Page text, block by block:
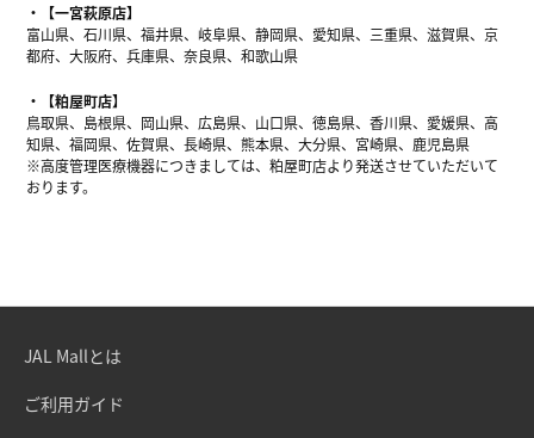
【一宮萩原店】
富山県、石川県、福井県、岐阜県、静岡県、愛知県、三重県、滋賀県、京
都府、大阪府、兵庫県、奈良県、和歌山県
【粕屋町店】
鳥取県、島根県、岡山県、広島県、山口県、徳島県、香川県、愛媛県、高
知県、福岡県、佐賀県、長崎県、熊本県、大分県、宮崎県、鹿児島県
※高度管理医療機器につきましては、粕屋町店より発送させていただいて
おります。
JAL Mallとは
ご利用ガイド